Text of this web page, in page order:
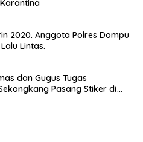
2020. Anggota Polres Dompu
Lintas.
dan Gugus Tugas
Pasang Stiker di